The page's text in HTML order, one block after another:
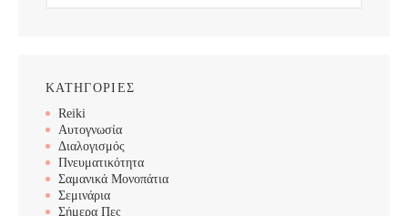
ΚΑΤΗΓΟΡΙΕΣ
Reiki
Αυτογνωσία
Διαλογισμός
Πνευματικότητα
Σαμανικά Μονοπάτια
Σεμινάρια
Σήμερα Πες